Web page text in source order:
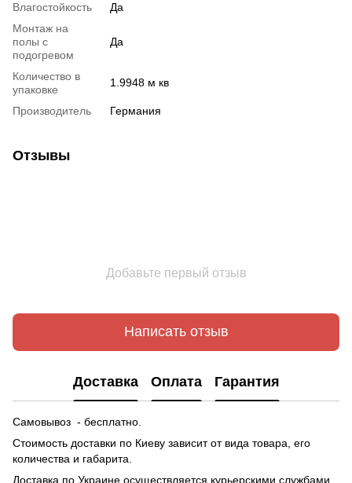
Влагостойкость
Да
Монтаж на
полы с
подогревом
Да
Количество в
упаковке
1.9948 м кв
Производитель Германия
Отзывы
Добавьте первый отзыв
Написать отзыв
Доставка Оплата Гарантия
Самовывоз - бесплатно.
Стоимость доставки по Киеву зависит от вида товара, его
количества и габарита.
Доставка по Украине осуществляется курьерскими службами